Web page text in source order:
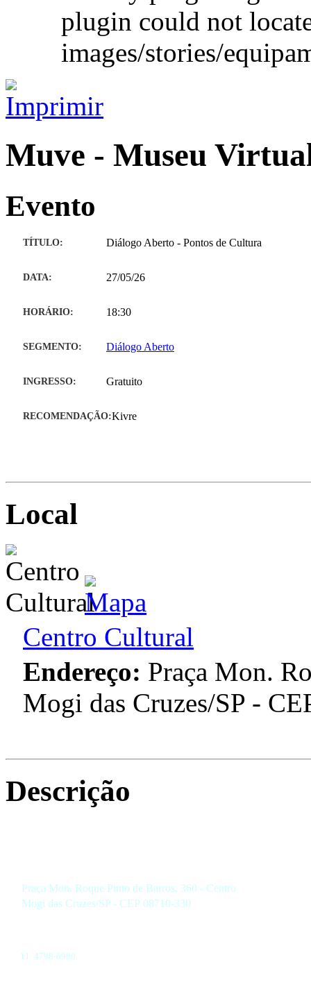
plugin could not
images/stories/
Muve - Museu
Evento
TÍTULO: Diálogo Aberto - Pontos de Cultura
DATA: 27/05/26
HORÁRIO: 18:30
SEGMENTO: Diálogo Aberto
INGRESSO: Gratuito
RECOMENDAÇÃO:Kivre
Local
Centro Cultural
Endereço: Praça Mon.
Mogi das Cruzes/SP -
Descrição
Praça Mon. Roque Pinto de Barros, 360 - Centro
Mogi das Cruzes/SP - CEP 08710-330
11 4798-6900